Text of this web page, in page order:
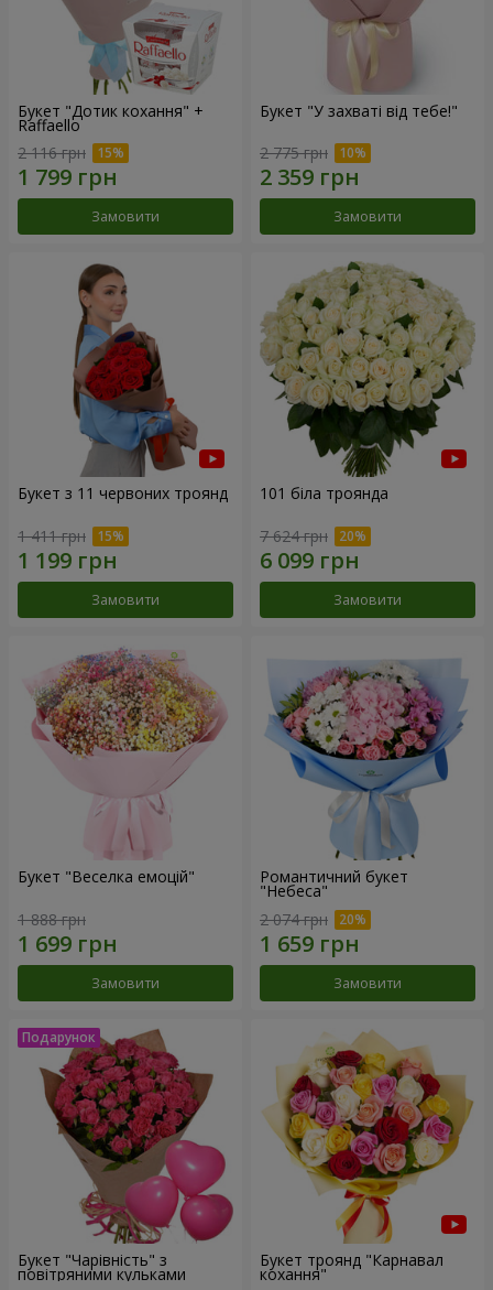
Букет "Дотик кохання" +
Raffaello
2 116 грн
Замовити
Букет "У захваті від тебе!"
2 775 грн
Замовити
Букет з 11 червоних троянд
1 411 грн
Замовити
101 біла троянда
7 624 грн
Замовити
Букет "Веселка емоцій"
1 888 грн
Замовити
Романтичний букет
"Небеса"
2 074 грн
Замовити
Букет "Чарівність" з
повітряними кульками
Букет троянд "Карнавал
кохання"